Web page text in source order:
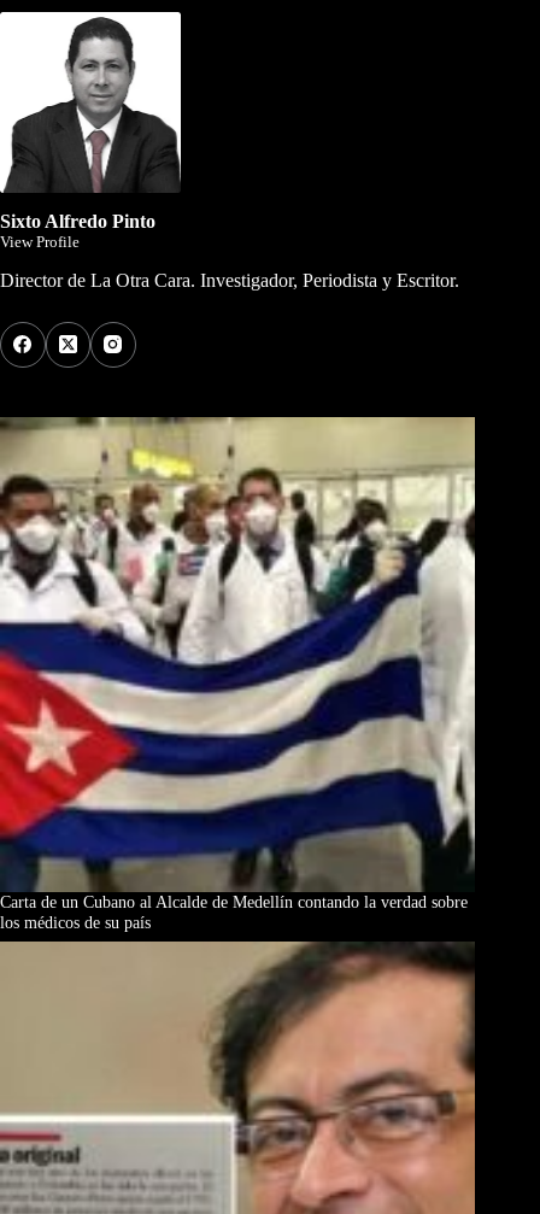
Sixto Alfredo Pinto
View Profile
Director de La Otra Cara. Investigador, Periodista y Escritor.
Carta de un Cubano al Alcalde de Medellín contando la verdad sobre
los médicos de su país